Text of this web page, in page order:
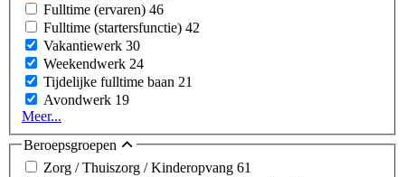
Fulltime (ervaren) 46
Fulltime (startersfunctie) 42
Vakantiewerk 30
Weekendwerk 24
Tijdelijke fulltime baan 21
Avondwerk 19
Meer...
Beroepsgroepen
Zorg / Thuiszorg / Kinderopvang 61